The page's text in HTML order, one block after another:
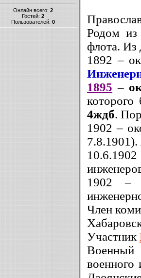
Онлайн всего: 2
Гостей: 2
Пользователей: 0
Родом из
флота. Из
1892 –
1895 –
4ждб.
1902 –
7.8.1901).
1902 –
Член
Участник
военного